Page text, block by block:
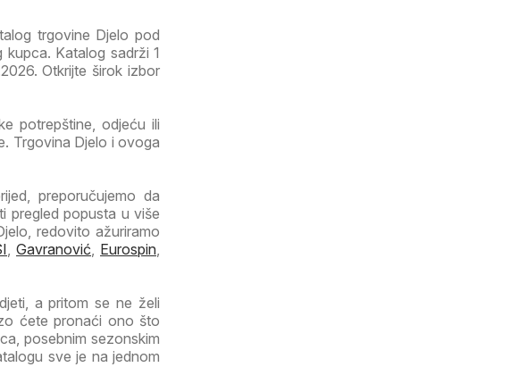
trgovine Djelo pod
Katalog sadrži 1
Otkrijte širok izbor
potrepštine, odjeću ili
Trgovina Djelo i ovoga
preporučujemo da
pregled popusta u više
redovito ažuriramo
Gavranović Eurospin
a pritom se ne želi
ćete pronaći ono što
posebnim sezonskim
sve je na jednom